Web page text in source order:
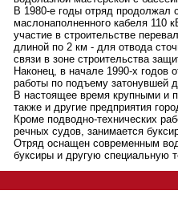
В 1980-е годы отряд продолжал
маслонаполненного кабеля 110
участие в строительстве
длиной по 2 км - для отвода
связи в зоне строительства
Наконец, в начале 1990-х годов
работы по подъему затонувшей
В настоящее время крупными и
также и другие предприятия
Кроме подводно-технических
речных судов, занимается
Отряд оснащен современным
буксиры и другую специальную